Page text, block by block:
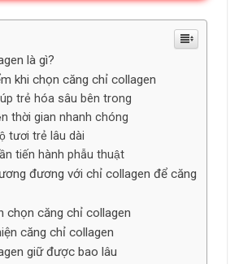
là gì?
khi chọn căng chỉ collagen
trẻ hóa sâu bên trong
thời gian nhanh chóng
tươi trẻ lâu dài
tiến hành phẫu thuật
đương với chỉ collagen để căng
chọn căng chỉ collagen
căng chỉ collagen
giữ được bao lâu